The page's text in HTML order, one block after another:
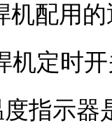
配用的
定时开
指示器